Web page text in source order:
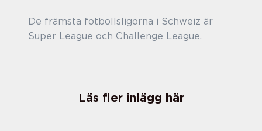
De främsta fotbollsligorna i Schweiz är
Super League och Challenge League.
Läs fler inlägg här